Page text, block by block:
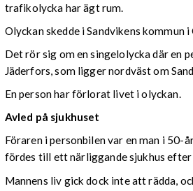
trafikolycka har ägt rum.
Olyckan skedde i Sandvikens kommun
Det rör sig om en singelolycka där en
Jäderfors, som ligger nordväst om
En person har förlorat livet i olyckan.
Avled på sjukhuset
Föraren i personbilen var en man i 50-
fördes till ett närliggande sjukhus efter
Mannens liv gick dock inte att rädda,